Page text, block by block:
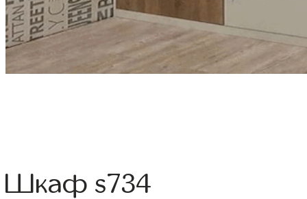
Шкаф s734